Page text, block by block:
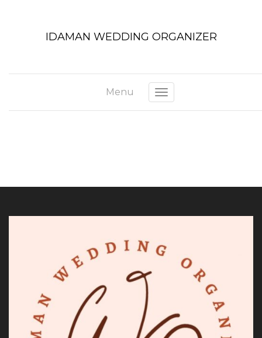
IDAMAN WEDDING ORGANIZER
Toggle navigation
Menu